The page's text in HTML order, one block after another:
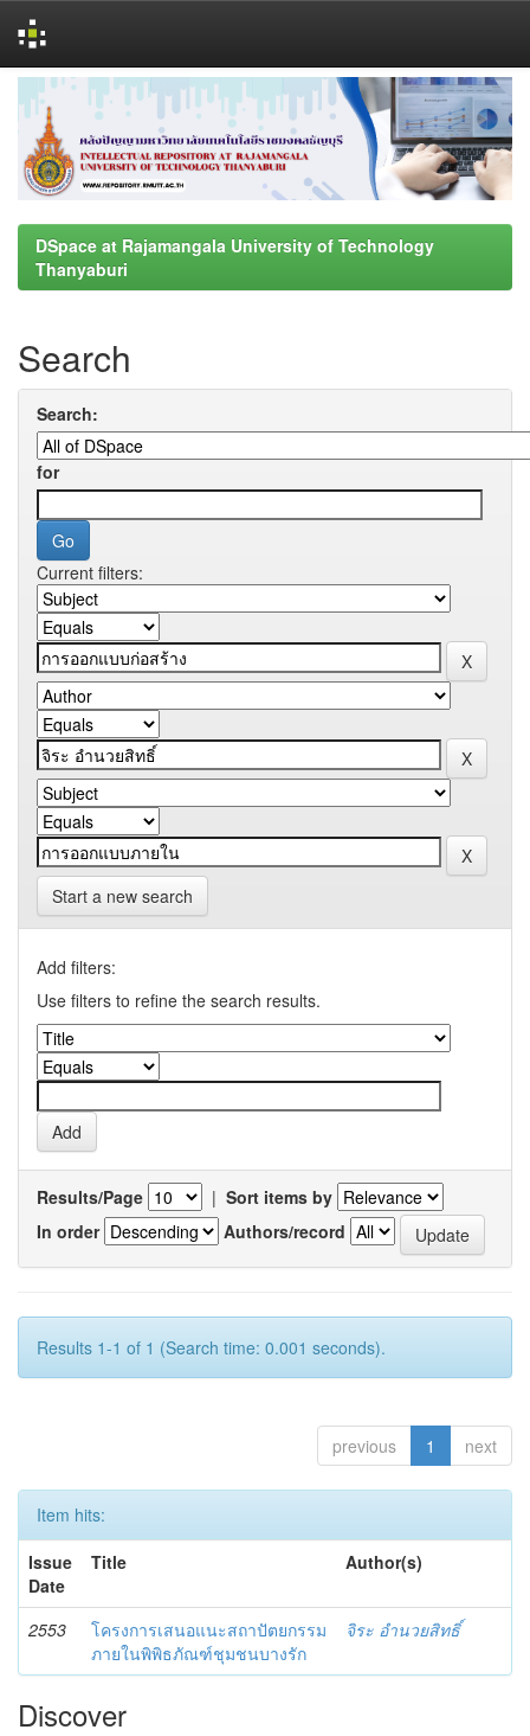
navigation
DSpace at Rajamangala University of Technology
Thanyaburi
Search
Search:
for
Current filters:
Start a new search
Add filters:
Use filters to refine the search results.
Results/Page | Sort items by
In order
Authors/record
Results 1-1 of 1 (Search time: 0.001 seconds).
previous 1 next
Item hits:
Issue
Date
Title Author(s)
2553
โครงการเสนอแนะสถาปัตยกรรม
ภายในพิพิธภัณฑ์ชุมชนบางรัก
จิระ อำนวยสิทธิ์
Discover